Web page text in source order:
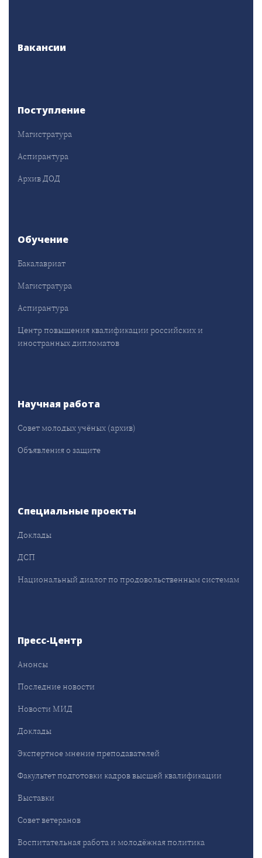
Вакансии
Поступление
Магистратура
Аспирантура
Архив ДОД
Обучение
Бакалавриат
Магистратура
Аспирантура
Центр повышения квалификации российских и
иностранных дипломатов
Научная работа
Совет молодых учёных (архив)
Объявления о защите
Специальные проекты
Доклады
ДСП
Национальный диалог по продовольственным системам
Пресс-Центр
Анонсы
Последние новости
Новости МИД
Доклады
Экспертное мнение преподавателей
Факультет подготовки кадров высшей квалификации
Выставки
Совет ветеранов
Воспитательная работа и молодёжная политика